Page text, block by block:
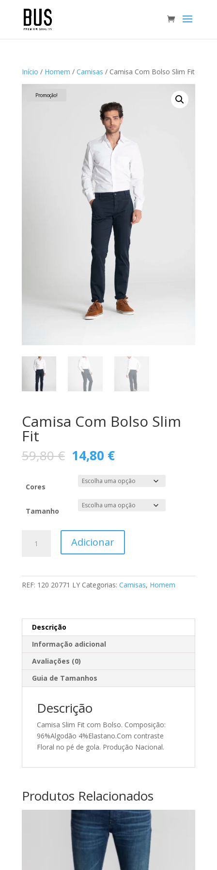
Início / Homem / Camisas / Camisa Com Bolso Slim Fit
Promoção!
Camisa Com Bolso Slim
Fit
59,80€ O
preço
original
era:
59,80 €.
14,80 €O
preço
atual
é:
14,80 €.
Cores
Tamanho
Adicionar
REF: 120 20771 LY Categorias: Camisas, Homem
Descrição
Informação adicional
Avaliações (0)
Guia de Tamanhos
Descrição
Camisa Slim Fit com Bolso. Composição:
96%Algodão 4%Elastano.Com contraste
Floral no pé de gola. Produção Nacional.
Produtos Relacionados